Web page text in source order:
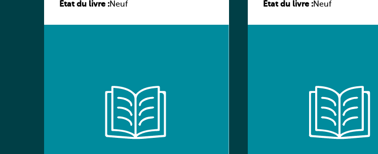
Arbeitsheft
État du livre :Neuf
Arbeitsheft
État du livre :Neuf